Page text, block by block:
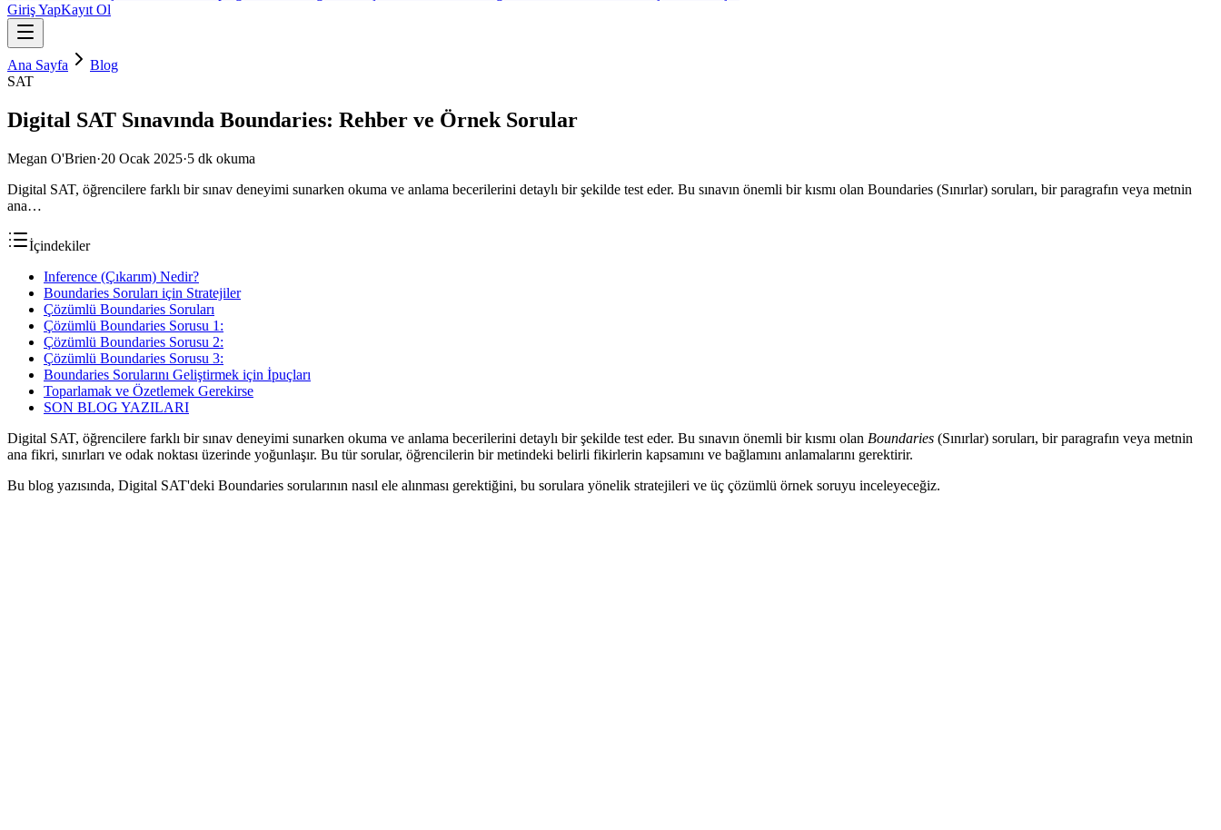
Giriş YapKayıt Ol
Ana Sayfa
Blog
SAT
Digital SAT Sınavında Boundaries: Rehber ve Örnek Sorular
Megan O'Brien·20 Ocak 2025·5 dk okuma
Digital SAT, öğrencilere farklı bir sınav deneyimi sunarken okuma ve anlama becerilerini detaylı bir şekilde test eder. Bu sınavın önemli bir kısmı olan Boundaries (Sınırlar) soruları, bir paragrafın veya metnin
ana…
İçindekiler
Inference (Çıkarım) Nedir?
Boundaries Soruları için Stratejiler
Çözümlü Boundaries Soruları
Çözümlü Boundaries Sorusu 1:
Çözümlü Boundaries Sorusu 2:
Çözümlü Boundaries Sorusu 3:
Boundaries Sorularını Geliştirmek için İpuçları
Toparlamak ve Özetlemek Gerekirse
SON BLOG YAZILARI
Digital SAT, öğrencilere farklı bir sınav deneyimi sunarken okuma ve anlama becerilerini detaylı bir şekilde test eder. Bu sınavın önemli bir kısmı olan Boundaries (Sınırlar) soruları, bir paragrafın veya metnin
ana fikri, sınırları ve odak noktası üzerinde yoğunlaşır. Bu tür sorular, öğrencilerin bir metindeki belirli fikirlerin kapsamını ve bağlamını anlamalarını gerektirir.
Bu blog yazısında, Digital SAT'deki Boundaries sorularının nasıl ele alınması gerektiğini, bu sorulara yönelik stratejileri ve üç çözümlü örnek soruyu inceleyeceğiz.